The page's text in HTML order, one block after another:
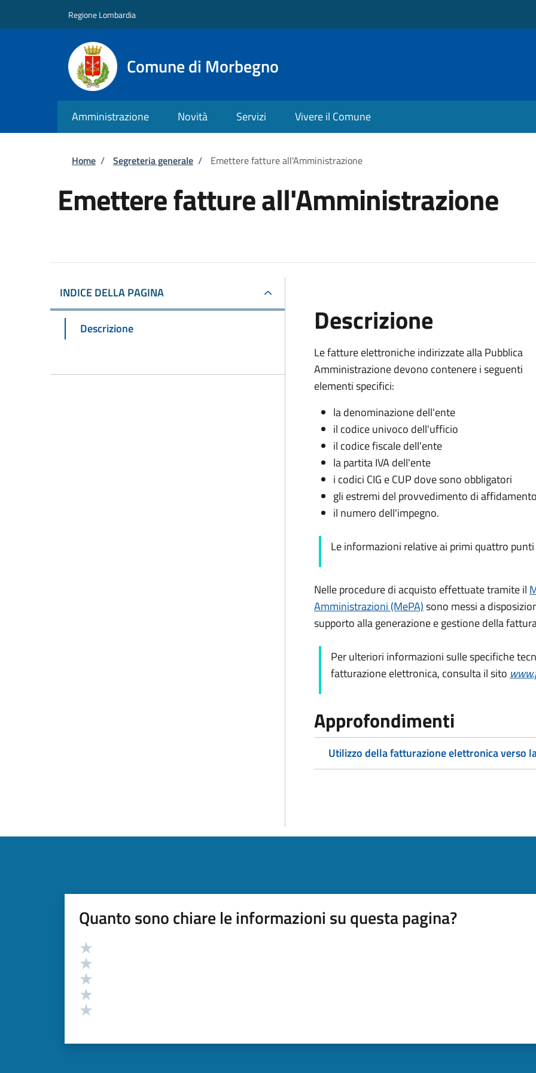
Regione Lombardia
Comune di Morbegno
Amministrazione Novità Servizi Vivere il Comune
Briciole di pane
Home / Segreteria generale / Emettere fatture all'Amministrazione
Emettere fatture all'Amministrazione
INDICE DELLA PAGINA
Descrizione Descrizione
Le fatture elettroniche indirizzate alla Pubblica
Amministrazione devono contenere i seguenti
elementi specifici:
la denominazione dell'ente
il codice univoco dell'ufficio
il codice fiscale dell'ente
la partita IVA dell'ente
i codici CIG e CUP dove sono obbligatori
gli estremi del provvedimento di
il numero dell'impegno.
Le informazioni relative ai primi quattro
Nelle procedure di acquisto effettuate tramite il
Amministrazioni (MePA)sono messi a
supporto alla generazione e gestione della
Per ulteriori informazioni sulle specifiche
fatturazione elettronica, consulta il sito
Approfondimenti
Utilizzo della fatturazione elettronica verso
Quanto sono chiare le informazioni su questa pagina?
Valutazione